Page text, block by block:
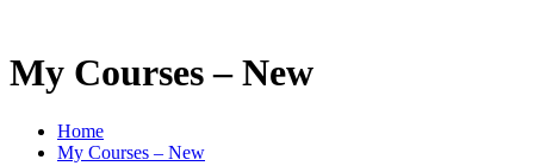
My Courses – New
Home
My Courses – New